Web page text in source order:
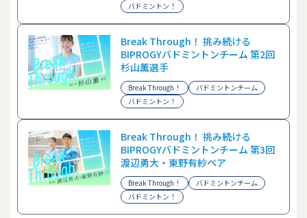
バドミントン！
Break Through！ 挑み続ける
BIPROGYバドミントンチーム 第2回
杉山薫選手
Break Through！
バドミントンチーム
バドミントン！
Break Through！ 挑み続ける
BIPROGYバドミントンチーム 第3回
渡辺勇大・東野有紗ペア
Break Through！
バドミントンチーム
バドミントン！